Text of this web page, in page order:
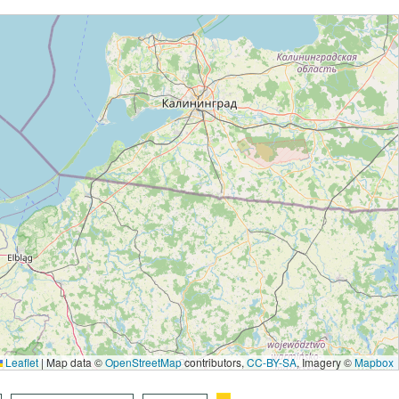
Leaflet | Map data ©OpenStreetMapcontributors,CC-BY-SA, Imagery ©Mapbox